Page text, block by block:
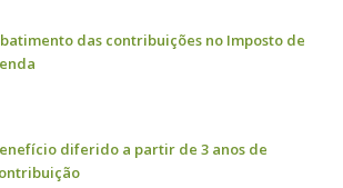
das contribuições no Imposto de
diferido a partir de 3 anos de